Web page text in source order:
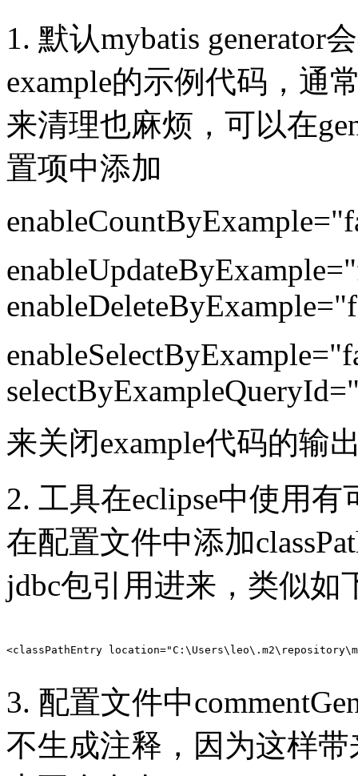
1. 默认mybatis generator
example的示例代码，通
来清理也麻烦，可以在
置项中添加
来关闭example代码的输
2. 工具在eclipse中使用
在配置文件中添加
jdbc包引用进来，类似如
<classPathEntry
3. 配置文件中
不生成注释，因为这样